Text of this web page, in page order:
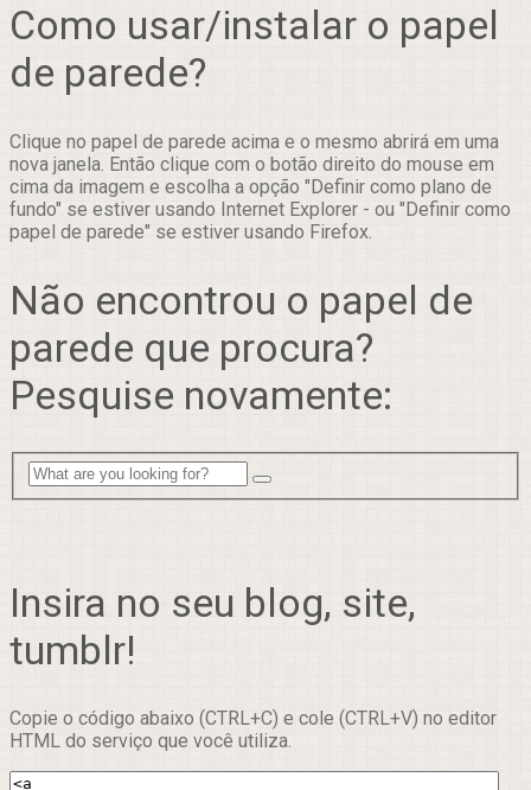
Como usar/instalar o papel
de parede?
Clique no papel de parede acima e o mesmo abrirá em uma
nova janela. Então clique com o botão direito do mouse em
cima da imagem e escolha a opção "Definir como plano de
fundo" se estiver usando Internet Explorer - ou "Definir como
papel de parede" se estiver usando Firefox.
Não encontrou o papel de
parede que procura?
Pesquise novamente:
Insira no seu blog, site,
tumblr!
Copie o código abaixo (CTRL+C) e cole (CTRL+V) no editor
HTML do serviço que você utiliza.